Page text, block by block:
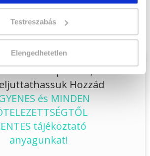
Testreszabás
Elengedhetetlen
adatrögzítő
online tanfolyam - Eger
és váltsd valóra az álmaidat!
ki adatlapunkat,
Hozzád
és MINDEN
tájékoztató
anyagunkat!